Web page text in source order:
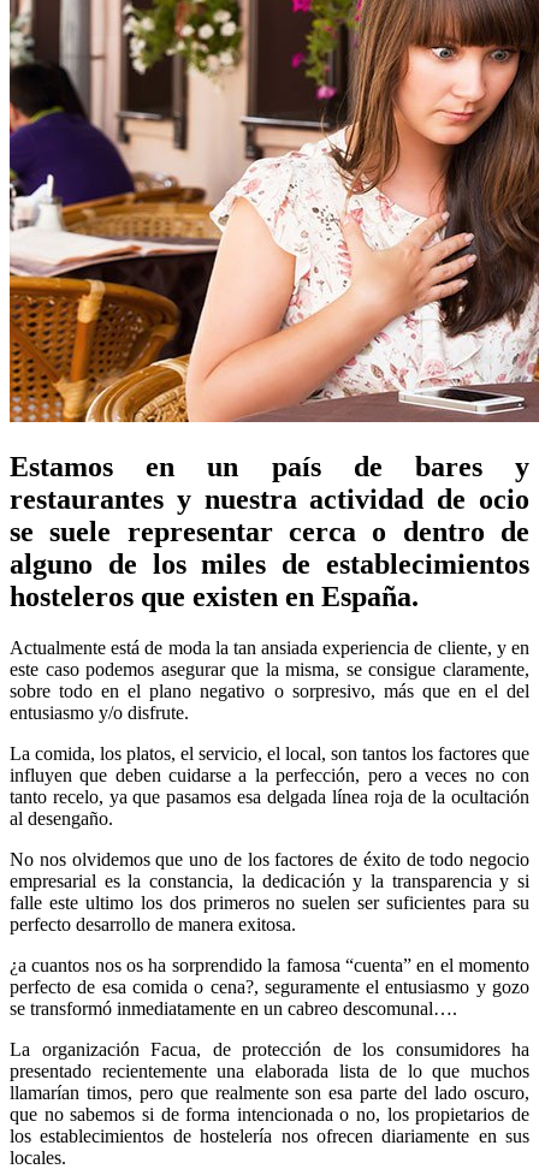
Estamos en un país de bares y
restaurantes y nuestra actividad de ocio
se suele representar cerca o dentro de
alguno de los miles de establecimientos
hosteleros que existen en España.
Actualmente está de moda la tan ansiada experiencia de cliente, y en
este caso podemos asegurar que la misma, se consigue claramente,
sobre todo en el plano negativo o sorpresivo, más que en el del
entusiasmo y/o disfrute.
La comida, los platos, el servicio, el local, son tantos los factores que
influyen que deben cuidarse a la perfección, pero a veces no con
tanto recelo, ya que pasamos esa delgada línea roja de la ocultación
al desengaño.
No nos olvidemos que uno de los factores de éxito de todo negocio
empresarial es la constancia, la dedicación y la transparencia y si
falle este ultimo los dos primeros no suelen ser suficientes para su
perfecto desarrollo de manera exitosa.
¿a cuantos nos os ha sorprendido la famosa “cuenta” en el momento
perfecto de esa comida o cena?, seguramente el entusiasmo y gozo
se transformó inmediatamente en un cabreo descomunal….
La organización Facua, de protección de los consumidores ha
presentado recientemente una elaborada lista de lo que muchos
llamarían timos, pero que realmente son esa parte del lado oscuro,
que no sabemos si de forma intencionada o no, los propietarios de
los establecimientos de hostelería nos ofrecen diariamente en sus
locales.